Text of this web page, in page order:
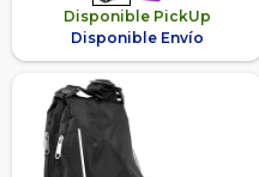
Disponible PickUp
Disponible Envío